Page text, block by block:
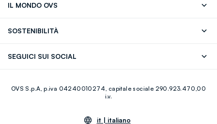
IL MONDO OVS
Giftcard
SOSTENIBILITÀ
SEGUICI SUI SOCIAL
Youtube Linkedin
OVS S.p.A, p.iva 04240010274, capitale sociale 290.923.470,00
i.v.
it | italiano